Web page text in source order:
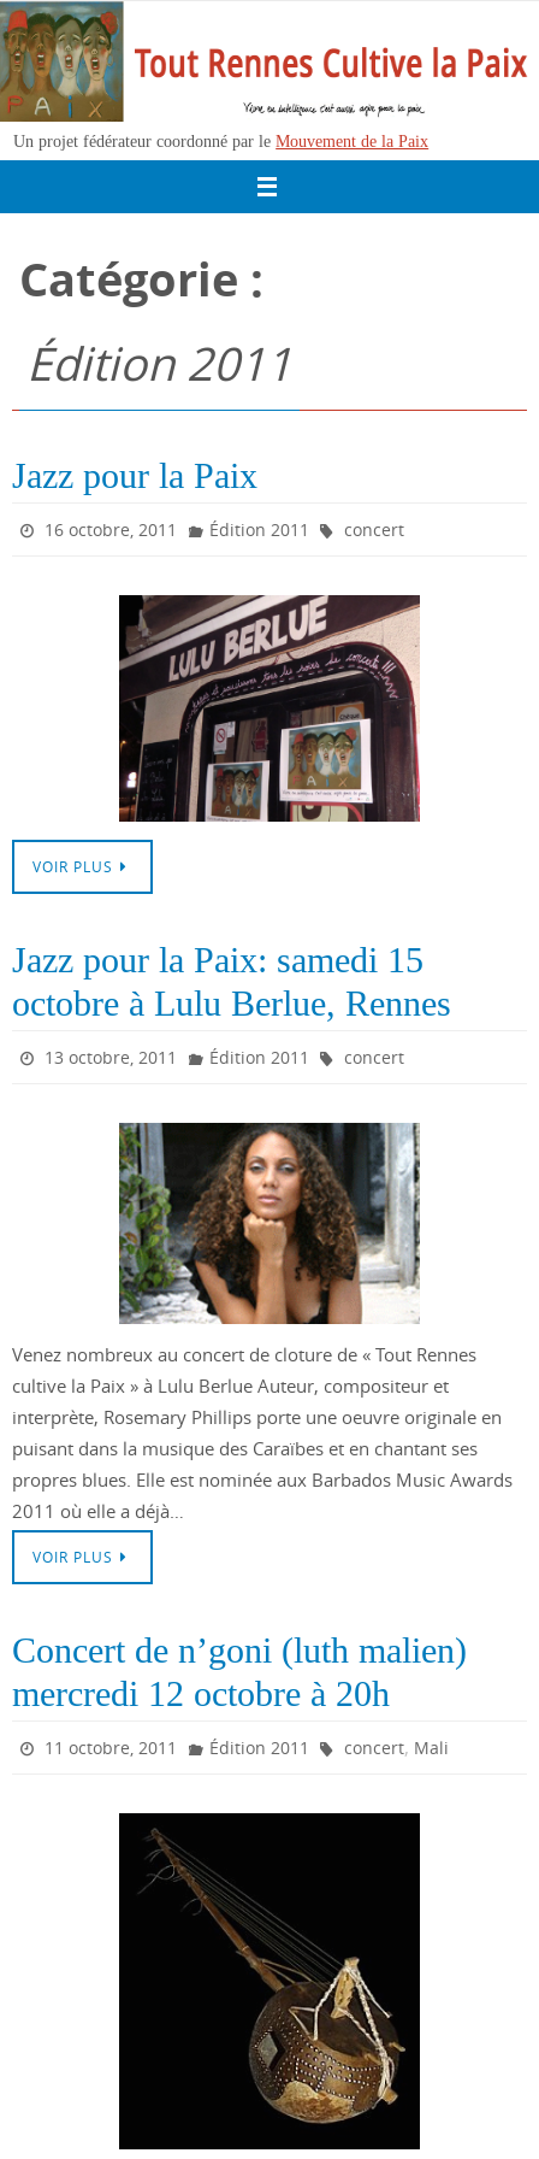
Passer
vers
le
contenu
Un projet fédérateur coordonné par leMouvement de la Paix
Catégorie :
Édition 2011
Jazz pour la Paix
16 octobre, 2011 Édition 2011 concert
VOIR PLUS
Jazz pour la Paix: samedi 15
octobre à Lulu Berlue, Rennes
13 octobre, 2011 Édition 2011 concert
Venez nombreux au concert de cloture de « Tout Rennes
cultive la Paix » à Lulu Berlue Auteur, compositeur et
interprète, Rosemary Phillips porte une oeuvre originale en
puisant dans la musique des Caraïbes et en chantant ses
propres blues. Elle est nominée aux Barbados Music Awards
2011 où elle a déjà…
VOIR PLUS
Concert de n’goni (luth malien)
mercredi 12 octobre à 20h
11 octobre, 2011 Édition 2011 concert, Mali